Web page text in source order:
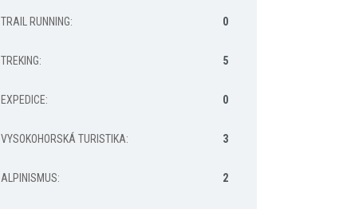
TRAIL RUNNING: 0
TREKING: 5
EXPEDICE: 0
VYSOKOHORSKÁ TURISTIKA: 3
ALPINISMUS: 2